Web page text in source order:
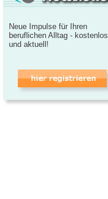
Neue Impulse für Ihren
beruflichen Alltag - kostenlos
und aktuell!